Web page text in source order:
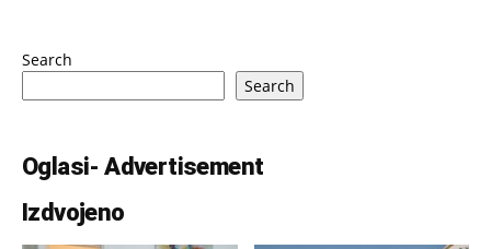
Search
Search
Oglasi- Advertisement
Izdvojeno